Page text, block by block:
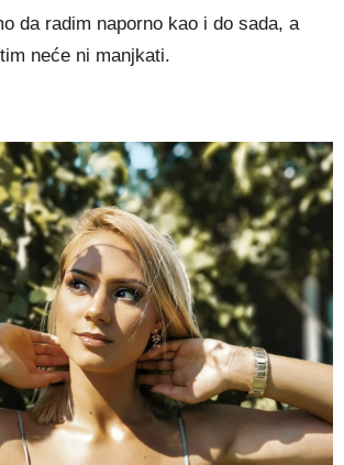
da radim naporno kao i do sada, a
neće ni manjkati.